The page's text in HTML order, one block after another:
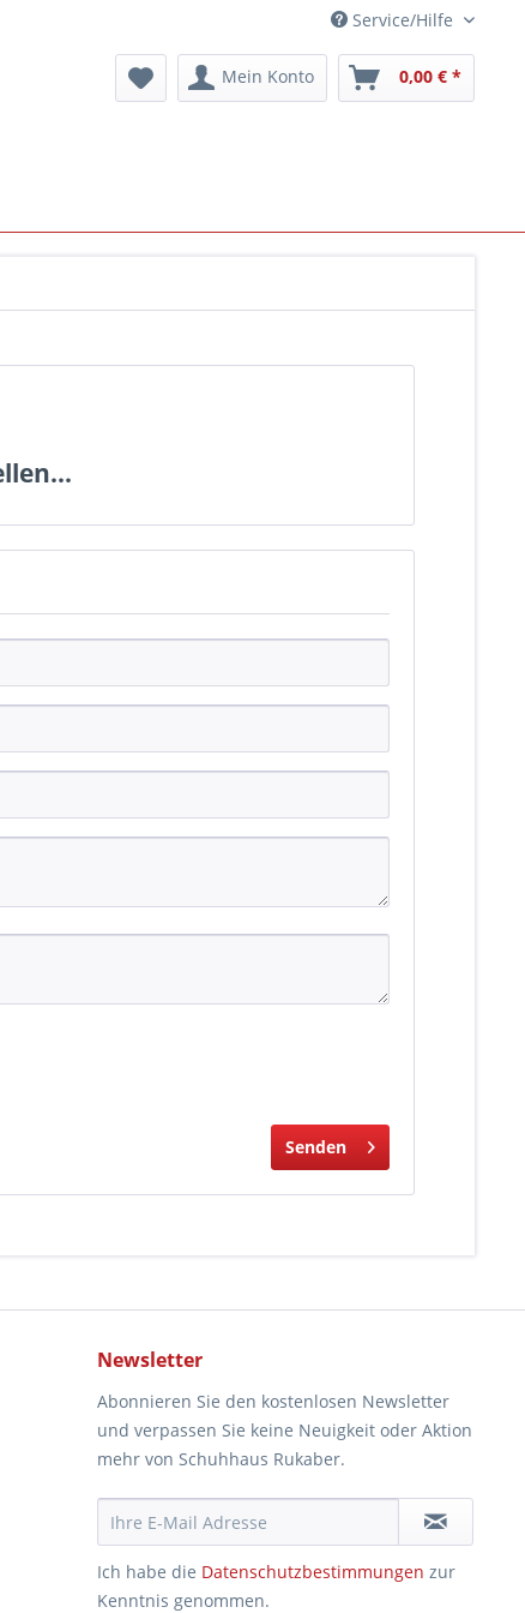
Service/Hilfe
Mein Konto 0,00 € *
Senden
Newsletter
Abonnieren Sie den kostenlosen Newsletter
und verpassen Sie keine Neuigkeit oder Aktion
mehr von Schuhhaus Rukaber.
Ich habe die Datenschutzbestimmungen zur
Kenntnis genommen.